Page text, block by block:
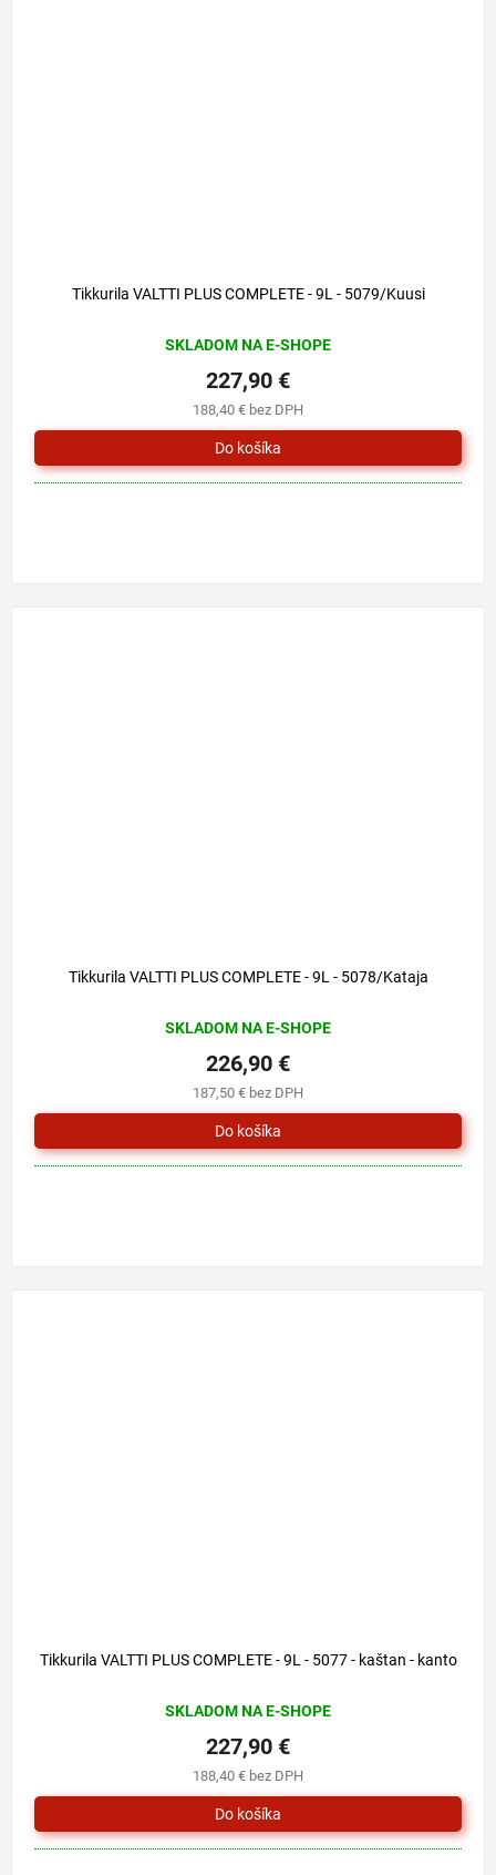
Tikkurila VALTTI PLUS COMPLETE - 9L - 5079/Kuusi
SKLADOM NA E-SHOPE
188,40 € bez DPH
227,90 €
Tikkurila VALTTI PLUS COMPLETE - 9L - 5078/Kataja
SKLADOM NA E-SHOPE
187,50 € bez DPH
226,90 €
Tikkurila VALTTI PLUS COMPLETE - 9L - 5077 - kaštan - kanto
SKLADOM NA E-SHOPE
188,40 € bez DPH
227,90 €